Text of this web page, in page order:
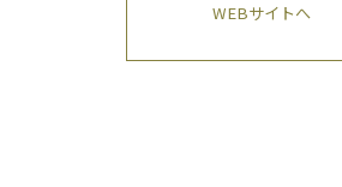
WEBサイトへ